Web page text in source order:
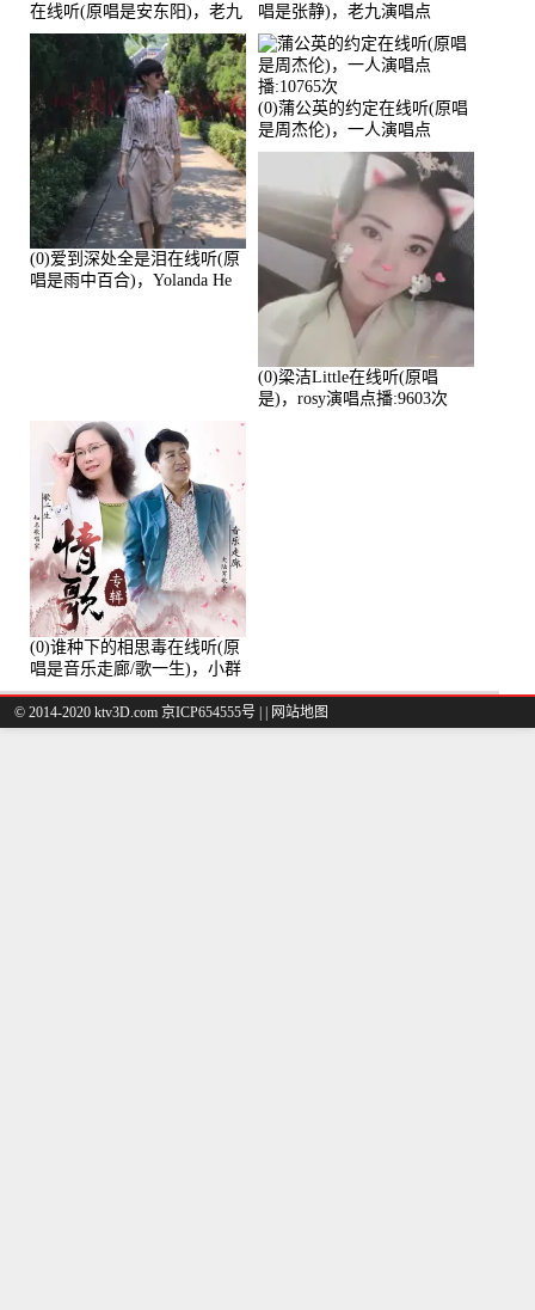
在线听(原唱是安东阳)，老九
演唱点播:17392次
唱是张静)，老九演唱点
播:11453次
(0)爱到深处全是泪在线听(原
唱是雨中百合)，Yolanda He
(0)蒲公英的约定在线听(原唱
是周杰伦)，一人演唱点
播:10765次
(0)梁洁Little在线听(原唱
是)，rosy演唱点播:9603次
(0)谁种下的相思毒在线听(原
唱是音乐走廊/歌一生)，小群
演唱点播:8975次
© 2014-2020 ktv3D.com 京ICP654555号 | 网站地图